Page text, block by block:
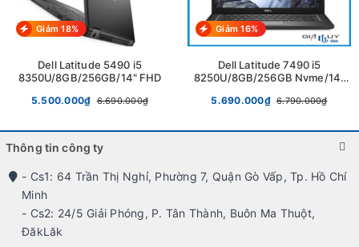
Giảm 18%
Dell Latitude 5490 i5
8350U/8GB/256GB/14" FHD
5.500.000₫ 6.690.000₫
Giảm 16%
Dell Latitude 7490 i5
8250U/8GB/256GB Nvme/14"
5.690.000₫ 6.790.000₫
Thông tin công ty
- Cs1: 64 Trần Thị Nghỉ, Phường 7, Quận Gò Vấp, Tp. Hồ Chí
Minh
- Cs2: 24/5 Giải Phóng, P. Tân Thành, Buôn Ma Thuột,
ĐăkLăk